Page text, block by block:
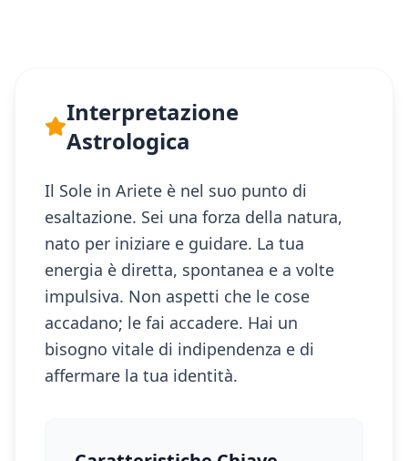
Interpretazione
Astrologica
Il Sole in Ariete è nel suo punto di
esaltazione. Sei una forza della natura,
nato per iniziare e guidare. La tua
energia è diretta, spontanea e a volte
impulsiva. Non aspetti che le cose
accadano; le fai accadere. Hai un
bisogno vitale di indipendenza e di
affermare la tua identità.